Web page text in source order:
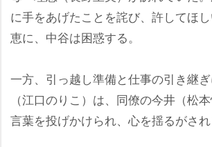
に手をあげたことを詫び、許してほ
恵に、中谷は困惑する。
一方、引っ越し準備と仕事の引き継
（江口のりこ）は、同僚の今井（松
言葉を投げかけられ、心を揺るがされ